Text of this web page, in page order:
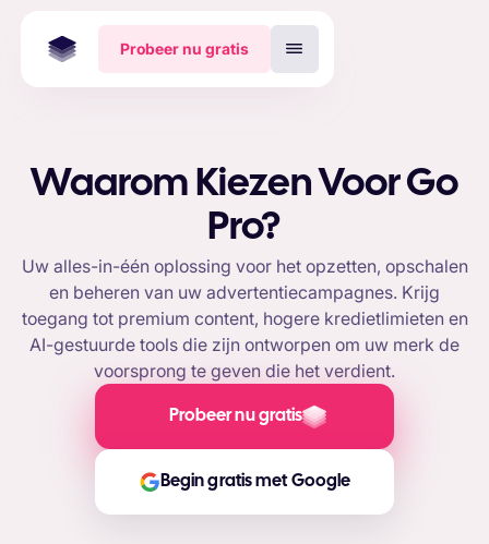
Probeer nu gratis
Waarom Kiezen Voor Go
Pro?
Uw alles-in-één oplossing voor het opzetten, opschalen
en beheren van uw advertentiecampagnes. Krijg
toegang tot premium content, hogere kredietlimieten en
AI-gestuurde tools die zijn ontworpen om uw merk de
voorsprong te geven die het verdient.
Probeer nu gratis
Begin gratis met Google